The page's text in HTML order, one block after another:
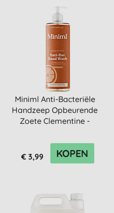
Miniml Anti-Bacteriële
Handzeep Opbeurende
Zoete Clementine -
€ 3,99 KOPEN